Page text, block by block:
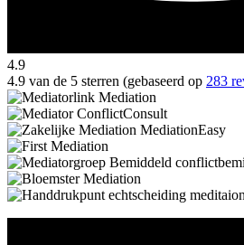
4.9
4.9 van de 5 sterren (gebaseerd op 283